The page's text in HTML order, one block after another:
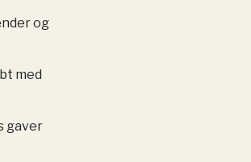
og
med
gaver